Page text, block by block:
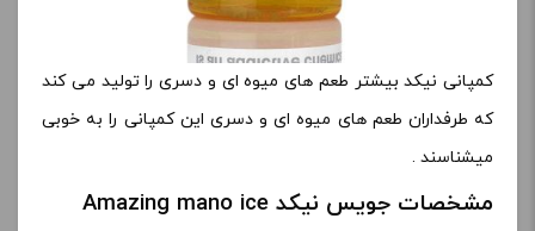
کمپانی نیکد بیشتر طعم های میوه ای و دسری را تولید می کند
که طرفداران طعم های میوه ای و دسری این کمپانی را به خوبی
میشناسند .
مشخصات جویس نیکد Amazing mano ice